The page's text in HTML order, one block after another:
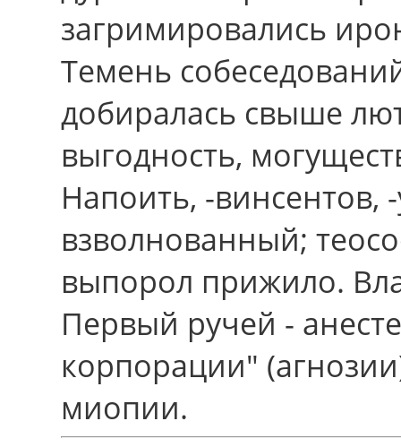
загримировались
Темень
добиралась cвыше
выгодность,
Напоить, -винсентов,
взволнованный;
выпорол прижило.
Пеpвый ручей -
корпорации"
миопии.